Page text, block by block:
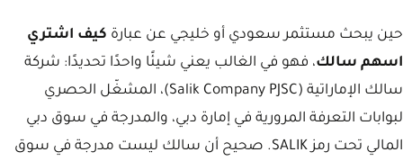
حين يبحث مستثمر سعودي أو خليجي عن عبارة كيف اشتري
اسهم سالك، فهو في الغالب يعني شيئًا واحدًا تحديدًا: شركة
سالك الإماراتية (Salik Company PJSC)، المشغّل الحصري
لبوابات التعرفة المرورية في إمارة دبي، والمدرجة في سوق دبي
المالي تحت رمز SALIK. صحيح أن سالك ليست مدرجة في سوق